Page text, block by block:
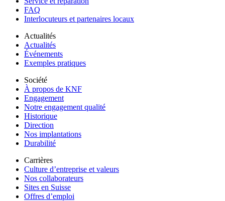
FAQ
Interlocuteurs et partenaires locaux
Actualités
Actualités
Événements
Exemples pratiques
Société
À propos de KNF
Engagement
Notre engagement qualité
Historique
Direction
Nos implantations
Durabilité
Carrières
Culture d’entreprise et valeurs
Nos collaborateurs
Sites en Suisse
Offres d’emploi